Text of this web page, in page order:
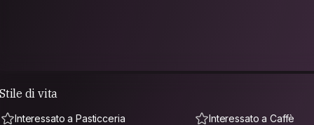
Stile di vita
Interessato a Pasticceria
Interessato a Caffè